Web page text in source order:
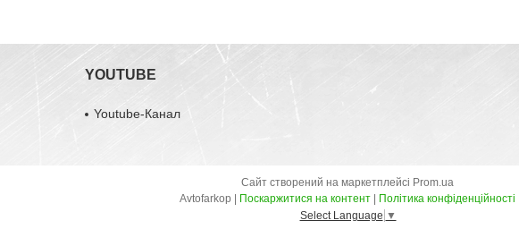
YOUTUBE
Youtube-Канал
Сайт створений на маркетплейсі Prom.ua
Avtofarkop | Поскаржитися на контент | Політика конфіденційності
Select Language ▼